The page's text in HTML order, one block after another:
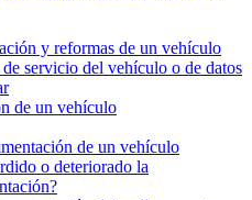
y reformas de un vehículo
servicio del vehículo o de datos
de un vehículo
de un vehículo
o deteriorado la